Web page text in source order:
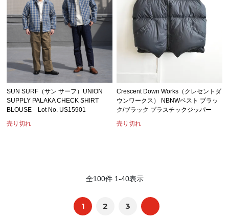
SUN SURF（サン サーフ）UNION
SUPPLY PALAKA CHECK SHIRT
BLOUSE Lot No. US15901
売り切れ
Crescent Down Works（クレセントダ
ウンワークス） NBNWベスト ブラッ
ク/ブラック プラスチックジッパー
売り切れ
全100件 1-40表示
1 2 3